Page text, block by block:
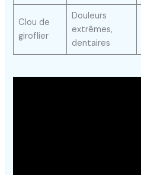
Clou de
giroflier
Douleurs
extrêmes,
dentaires